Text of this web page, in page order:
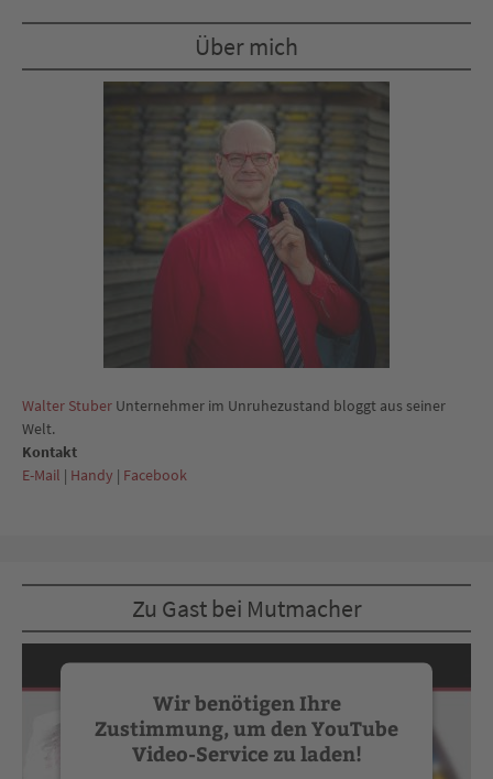
Über mich
Walter Stuber Unternehmer im Unruhezustand bloggt aus seiner
Welt.
Kontakt
E-Mail | Handy | Facebook
Zu Gast bei Mutmacher
Wir benötigen Ihre
Zustimmung, um den YouTube
Video-Service zu laden!